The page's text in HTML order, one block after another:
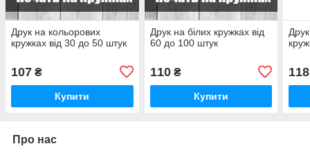
Друк на кольорових
кружках від 30 до 50 штук
107 ₴
Купити
Друк на білих кружках від
60 до 100 штук
110₴
Купити
118
Про нас